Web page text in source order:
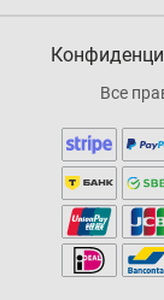
Все